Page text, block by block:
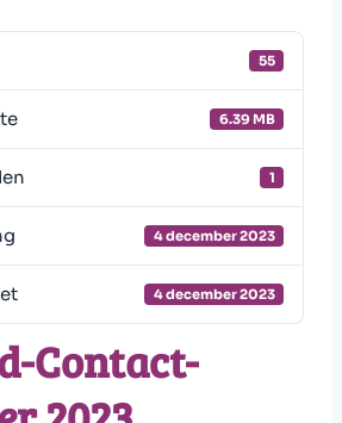
55
6.39 MB
1
4 december 2023
4 december 2023
Contact-